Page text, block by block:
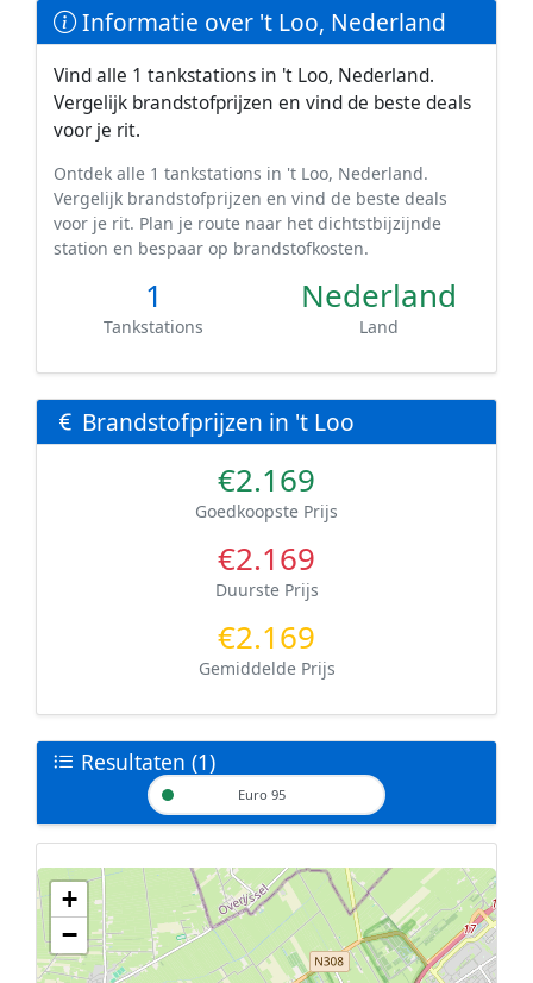
Informatie over 't Loo, Nederland
Vind alle 1 tankstations in 't Loo, Nederland.
Vergelijk brandstofprijzen en vind de beste deals
voor je rit.
Ontdek alle 1 tankstations in 't Loo, Nederland.
Vergelijk brandstofprijzen en vind de beste deals
voor je rit. Plan je route naar het dichtstbijzijnde
station en bespaar op brandstofkosten.
1
Tankstations
Nederland
Land
Brandstofprijzen in 't Loo
€2.169
Goedkoopste Prijs
€2.169
Duurste Prijs
€2.169
Gemiddelde Prijs
Resultaten (1)
Euro 95
Geen tankstations met locatiegegevens gevonden.
De kaart kan niet worden weergegeven zonder GPS coördinaten.
+
−